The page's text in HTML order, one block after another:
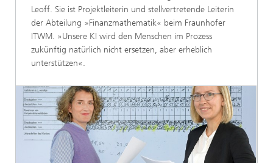
Leoff. Sie ist Projektleiterin und stellvertretende Leiterin
der Abteilung »Finanzmathematik« beim Fraunhofer
ITWM. »Unsere KI wird den Menschen im Prozess
zukünftig natürlich nicht ersetzen, aber erheblich
unterstützen«.